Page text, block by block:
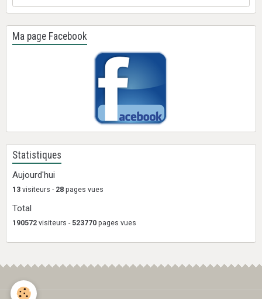
Ma page Facebook
Statistiques
Aujourd'hui
13 visiteurs - 28 pages vues
Total
190572 visiteurs - 523770 pages vues